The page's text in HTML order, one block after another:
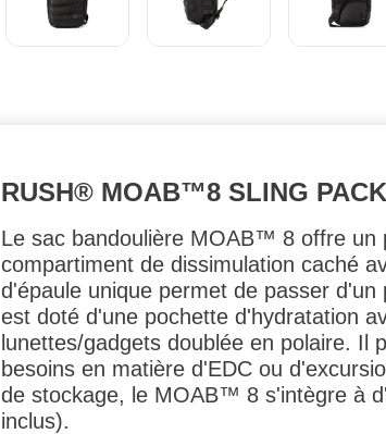
RUSH® MOAB™8 SLING
Le sac bandoulière MOAB™ 8 offre un
compartiment de dissimulation caché
d'épaule unique permet de passer
est doté d'une pochette d'hydratation
lunettes/gadgets doublée en polaire. Il
besoins en matière d'EDC ou
de stockage, le MOAB™ 8 s'intègre à
inclus).